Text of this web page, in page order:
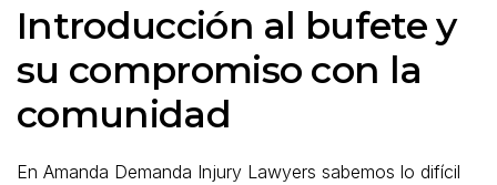
Introducción al bufete y
su compromiso con la
comunidad
En Amanda Demanda Injury Lawyers sabemos lo difícil